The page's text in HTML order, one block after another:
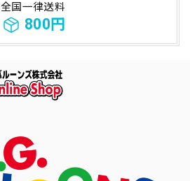
全国一律送料
800円